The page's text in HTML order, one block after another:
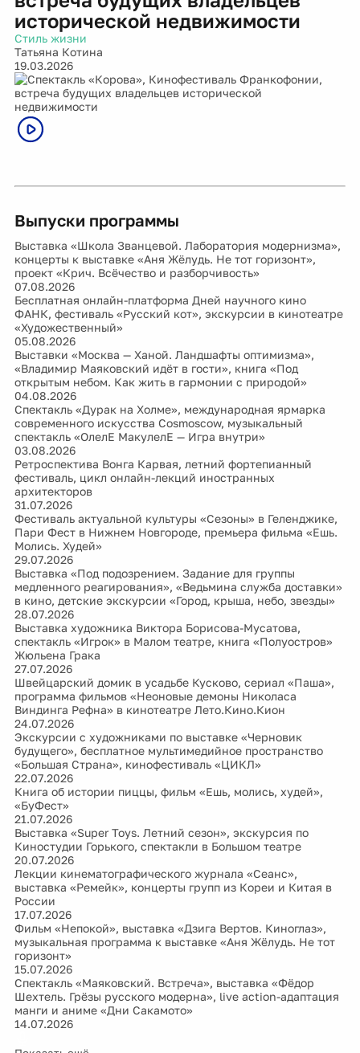
исторической недвижимости
Стиль жизни
Татьяна Котина
19.03.2026
Выпуски программы
Выставка «Школа Званцевой. Лаборатория модернизма»,
концерты к выставке «Аня Жёлудь. Не тот горизонт»,
проект «Крич. Всёчество и разборчивость»
07.08.2026
Бесплатная онлайн-платформа Дней научного кино
ФАНК, фестиваль «Русский кот», экскурсии в кинотеатре
«Художественный»
05.08.2026
Выставки «Москва — Ханой. Ландшафты оптимизма»,
«Владимир Маяковский идёт в гости», книга «Под
открытым небом. Как жить в гармонии с природой»
04.08.2026
Спектакль «Дурак на Холме», международная ярмарка
современного искусства Cosmoscow, музыкальный
спектакль «ОлелЕ МакулелЕ — Игра внутри»
03.08.2026
Ретроспектива Вонга Карвая, летний фортепианный
фестиваль, цикл онлайн-лекций иностранных
архитекторов
31.07.2026
Фестиваль актуальной культуры «Сезоны» в Геленджике,
Пари Фест в Нижнем Новгороде, премьера фильма «Ешь.
Молись. Худей»
29.07.2026
Выставка «Под подозрением. Задание для группы
медленного реагирования», «Ведьмина служба доставки»
в кино, детские экскурсии «Город, крыша, небо, звезды»
28.07.2026
Выставка художника Виктора Борисова-Мусатова,
спектакль «Игрок» в Малом театре, книга «Полуостров»
Жюльена Грака
27.07.2026
Швейцарский домик в усадьбе Кусково, сериал «Паша»,
программа фильмов «Неоновые демоны Николаса
Виндинга Рефна» в кинотеатре Лето.Кино.Кион
24.07.2026
Экскурсии с художниками по выставке «Черновик
будущего», бесплатное мультимедийное пространство
«Большая Страна», кинофестиваль «ЦИКЛ»
22.07.2026
Книга об истории пиццы, фильм «Ешь, молись, худей»,
«БуФест»
21.07.2026
Выставка «Super Toys. Летний сезон», экскурсия по
Киностудии Горького, спектакли в Большом театре
20.07.2026
Лекции кинематографического журнала «Сеанс»,
выставка «Ремейк», концерты групп из Кореи и Китая в
России
17.07.2026
Фильм «Непокой», выставка «Дзига Вертов. Киноглаз»,
музыкальная программа к выставке «Аня Жёлудь. Не тот
горизонт»
15.07.2026
Спектакль «Маяковский. Встреча», выставка «Фёдор
Шехтель. Грёзы русского модерна», live action-адаптация
манги и аниме «Дни Сакамото»
14.07.2026